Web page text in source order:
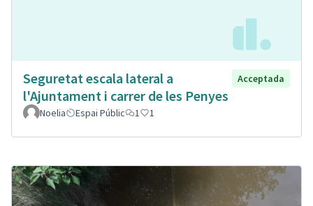
Seguretat escala lateral a
l'Ajuntament i carrer de les Penyes
Acceptada
Noelia Espai Públic 1 1